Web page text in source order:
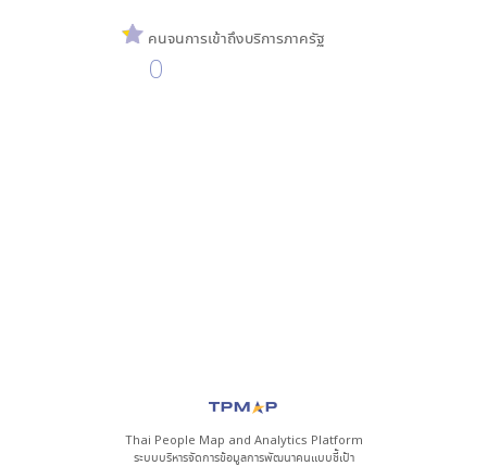
คนจนการเข้าถึงบริการภาครัฐ
0
Thai People Map and Analytics Platform
ระบบบริหารจัดการข้อมูลการพัฒนาคนแบบชี้เป้า